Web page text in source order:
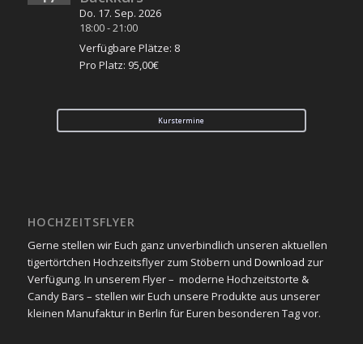
Do. 17. Sep. 2026
18:00-21:00
Verfügbare Plätze: 8
Pro Platz: 95,00€
Kurstermine
HOCHZEITSFLYER
Gerne stellen wir Euch ganz unverbindlich unseren aktuellen
tigertörtchen Hochzeitsflyer zum Stöbern und Download zur
Verfügung. In unserem Flyer – moderne Hochzeitstorte &
Candy Bars – stellen wir Euch unsere Produkte aus unserer
kleinen Manufaktur in Berlin für Euren besonderen Tag vor.